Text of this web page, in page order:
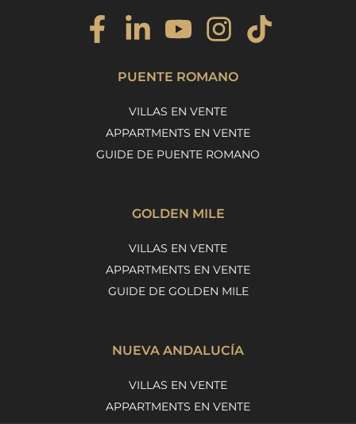
PUENTE ROMANO
VILLAS EN VENTE
APPARTMENTS EN VENTE
GUIDE DE PUENTE ROMANO
GOLDEN MILE
VILLAS EN VENTE
APPARTMENTS EN VENTE
GUIDE DE GOLDEN MILE
NUEVA ANDALUCÍA
VILLAS EN VENTE
APPARTMENTS EN VENTE